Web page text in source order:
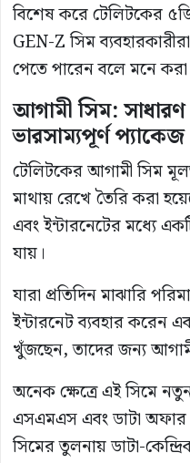
বিশেষ করে টেলিটকের
GEN-Z সিম
পেতে পারেন বলে মনে করা
আগামী সিম: সাধারণ
ভারসাম্যপূর্ণ প্যাকেজ
টেলিটকের আগামী সিম
মাথায় রেখে তৈরি করা
এবং ইন্টারনেটের মধ্যে
যায়।
যারা প্রতিদিন মাঝারি
ইন্টারনেট ব্যবহার করেন
খুঁজছেন, তাদের জন্য
অনেক ক্ষেত্রে এই সিমে
এসএমএস এবং ডাটা
সিমের তুলনায় ডাটা-